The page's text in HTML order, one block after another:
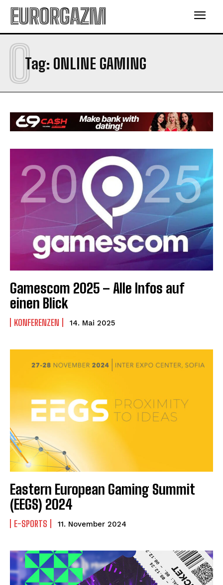
EURORGAZM
Tag: ONLINE GAMING
O
Gamescom 2025 – Alle Infos auf
einen Blick
KONFERENZEN 14. Mai 2025
Eastern European Gaming Summit
(EEGS) 2024
E-SPORTS 11. November 2024